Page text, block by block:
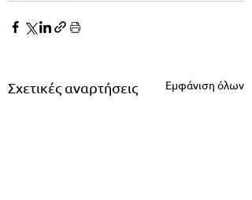
Σχετικές αναρτήσεις Εμφάνιση όλων